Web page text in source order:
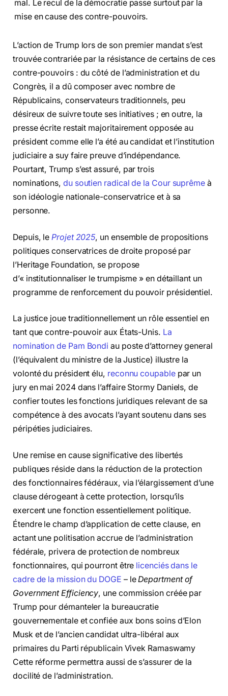
mal. Le recul de la démocratie passe surtout par la
mise en cause des contre-pouvoirs.
L’action de Trump lors de son premier mandat s’est
trouvée contrariée par la résistance de certains de ces
contre-pouvoirs : du côté de l’administration et du
Congrès, il a dû composer avec nombre de
Républicains, conservateurs traditionnels, peu
désireux de suivre toute ses initiatives ; en outre, la
presse écrite restait majoritairement opposée au
président comme elle l’a été au candidat et l’institution
judiciaire a suy faire preuve d’indépendance.
Pourtant, Trump s’est assuré, par trois
nominations, du soutien radical de la Cour suprême à
son idéologie nationale-conservatrice et à sa
personne.
Depuis, le Projet 2025, un ensemble de propositions
politiques conservatrices de droite proposé par
l’Heritage Foundation, se propose
d’« institutionnaliser le trumpisme » en détaillant un
programme de renforcement du pouvoir présidentiel.
La justice joue traditionnellement un rôle essentiel en
tant que contre-pouvoir aux États-Unis. La
nomination de Pam Bondi au poste d’attorney general
(l’équivalent du ministre de la Justice) illustre la
volonté du président élu, reconnu coupablepar un
jury en mai 2024 dans l’affaire Stormy Daniels, de
confier toutes les fonctions juridiques relevant de sa
compétence à des avocats l’ayant soutenu dans ses
péripéties judiciaires.
Une remise en cause significative des libertés
publiques réside dans la réduction de la protection
des fonctionnaires fédéraux, via l’élargissement d’une
clause dérogeant à cette protection, lorsqu’ils
exercent une fonction essentiellement politique.
Étendre le champ d’application de cette clause, en
actant une politisation accrue de l’administration
fédérale, privera de protection de nombreux
fonctionnaires, qui pourront être licenciés dans le
cadre de la mission du DOGE – le Department of
Government Efficiency, une commission créée par
Trump pour démanteler la bureaucratie
gouvernementale et confiée aux bons soins d’Elon
Musk et de l’ancien candidat ultra-libéral aux
primaires du Parti républicain Vivek Ramaswamy
Cette réforme permettra aussi de s’assurer de la
docilité de l’administration.